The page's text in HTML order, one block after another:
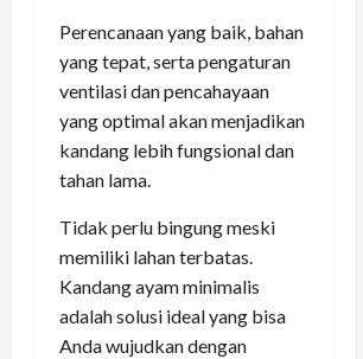
Perencanaan yang baik, bahan
yang tepat, serta pengaturan
ventilasi dan pencahayaan
yang optimal akan menjadikan
kandang lebih fungsional dan
tahan lama.
Tidak perlu bingung meski
memiliki lahan terbatas.
Kandang ayam minimalis
adalah solusi ideal yang bisa
Anda wujudkan dengan